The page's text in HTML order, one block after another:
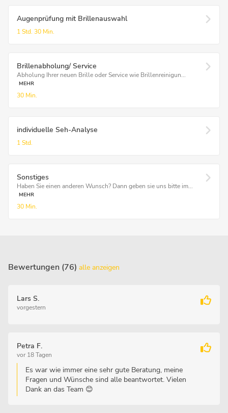
Augenprüfung mit Brillenauswahl
1 Std. 30 Min.
Brillenabholung/ Service
Abholung Ihrer neuen Brille oder Service wie Brillenreinigun...
MEHR
30 Min.
individuelle Seh-Analyse
1 Std.
Sonstiges
Haben Sie einen anderen Wunsch? Dann geben sie uns bitte im...
MEHR
30 Min.
Bewertungen (76) alle anzeigen
Lars S.
vorgestern
Petra F.
vor 18 Tagen
Es war wie immer eine sehr gute Beratung, meine
Fragen und Wünsche sind alle beantwortet. Vielen
Dank an das Team 😊